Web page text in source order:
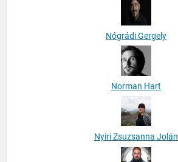
Nógrádi Gergely
Norman Hart
Nyiri Zsuzsanna Jolán